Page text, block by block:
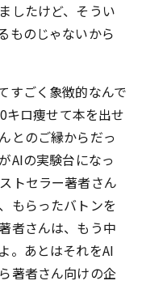
したけど、そうい
ものじゃないから
すごく象徴的なんで
キロ痩せて本を出せ
とのご縁からだっ
AIの実験台になっ
トセラー著者さん
もらったバトンを
者さんは、もう中
。あとはそれをAI
著者さん向けの企